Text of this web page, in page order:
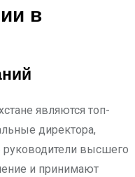
в
являются топ-
директора,
высшего
и принимают